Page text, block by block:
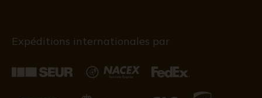
Expéditions internationales par